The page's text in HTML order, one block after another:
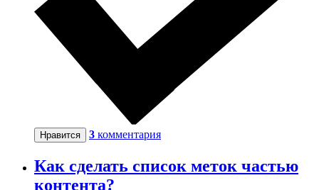
Нравится 3 комментария
Как сделать список меток частью
контента?